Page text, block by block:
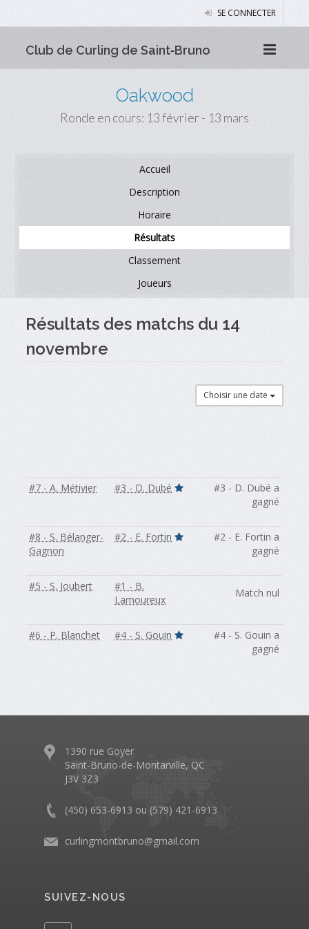
SE CONNECTER
Club de Curling de Saint‑Bruno
Oakwood
Ronde en cours: 13 février - 13 mars
Accueil
Description
Horaire
Résultats
Classement
Joueurs
Résultats des matchs du 14
novembre
Choisir une date
#7 - A. Métivier #3 - D. Dubé
#3 - D. Dubé a
gagné
#8 - S. Bélanger-
Gagnon
#2 - E. Fortin
#2 - E. Fortin a
gagné
#5 - S. Joubert
#1 - B.
Lamoureux
Match nul
#6 - P. Blanchet #4 - S. Gouin
#4 - S. Gouin a
gagné
1390 rue Goyer
Saint-Bruno-de-Montarville, QC
J3V 3Z3
(450) 653-6913 ou (579) 421-6913
curlingmontbruno@gmail.com
SUIVEZ-NOUS